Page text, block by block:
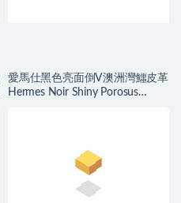
愛馬仕黑色亮面倒V澳洲灣鱷皮革
Hermes Noir Shiny Porosus